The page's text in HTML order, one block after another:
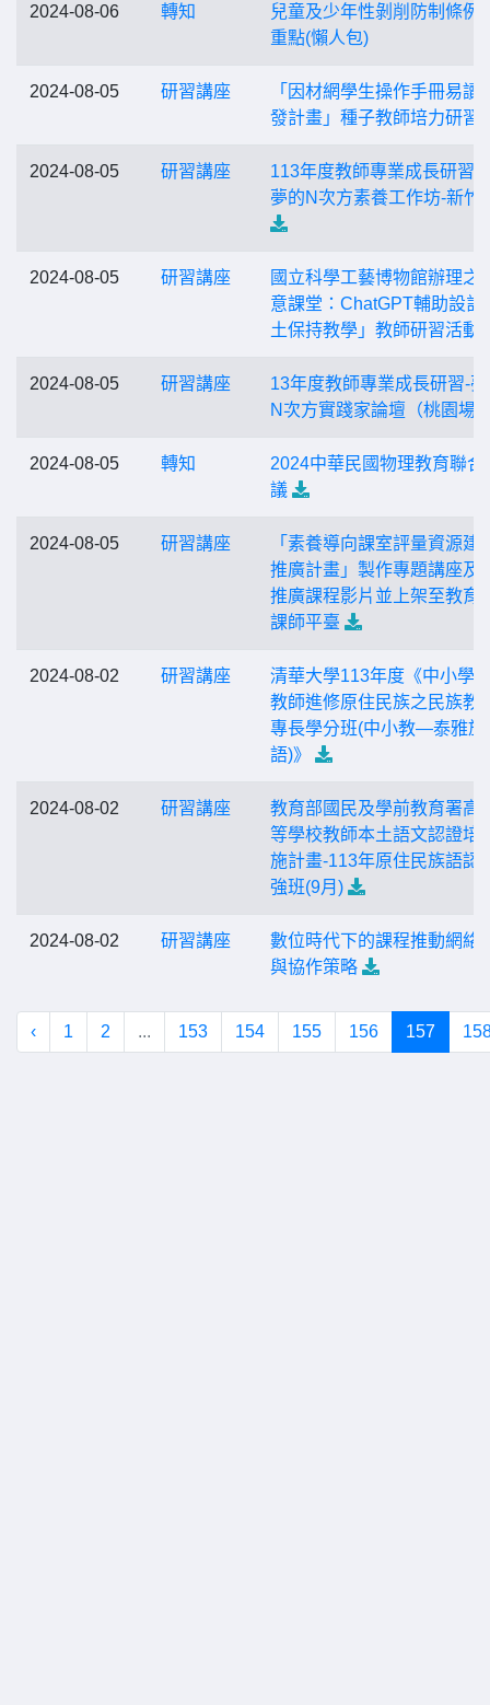
2024-08-06 轉知
兒童及少年性剝削防制條例
重點(懶人包)
2024-08-05 研習講座
「因材網學生操作手冊易讀
發計畫」種子教師培力研習
2024-08-05 研習講座
113年度教師專業成長研習
夢的N次方素養工作坊-新竹
2024-08-05 研習講座
國立科學工藝博物館辦理之
意課堂：ChatGPT輔助設計
土保持教學」教師研習活動
2024-08-05 研習講座
13年度教師專業成長研習-
N次方實踐家論壇（桃園場
2024-08-05 轉知
2024中華民國物理教育聯合
議
2024-08-05 研習講座
「素養導向課室評量資源建
推廣計畫」製作專題講座及
推廣課程影片並上架至教育
課師平臺
2024-08-02 研習講座
清華大學113年度《中小學
教師進修原住民族之民族教
專長學分班(中小教—泰雅族
語)》
2024-08-02 研習講座
教育部國民及學前教育署高
等學校教師本土語文認證培
施計畫-113年原住民族語認
強班(9月)
2024-08-02 研習講座
數位時代下的課程推動網絡
與協作策略
‹ 1 2 ... 153 154 155 156 157